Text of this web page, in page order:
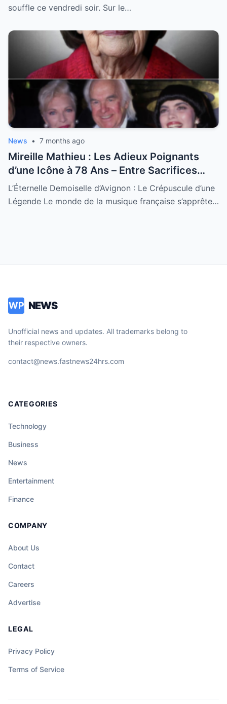
souffle ce vendredi soir. Sur le…
News • 7 months ago
Mireille Mathieu : Les Adieux Poignants
d’une Icône à 78 Ans – Entre Sacrifices
Amoureux et Destin Royal
L’Éternelle Demoiselle d’Avignon : Le Crépuscule d’une
Légende Le monde de la musique française s’apprête…
WP NEWS
Unofficial news and updates. All trademarks belong to
their respective owners.
contact@news.fastnews24hrs.com
CATEGORIES
Technology
Business
News
Entertainment
Finance
COMPANY
About Us
Contact
Careers
Advertise
LEGAL
Privacy Policy
Terms of Service